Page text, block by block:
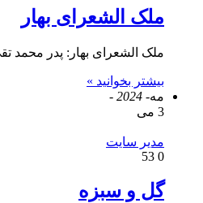
ملک الشعرای بهار
ملک الشعرای بهار: پدر محمد
بیشتر بخوانید »
مه- 2024 -
3 می
مدیر سایت
0
گل و سبزه